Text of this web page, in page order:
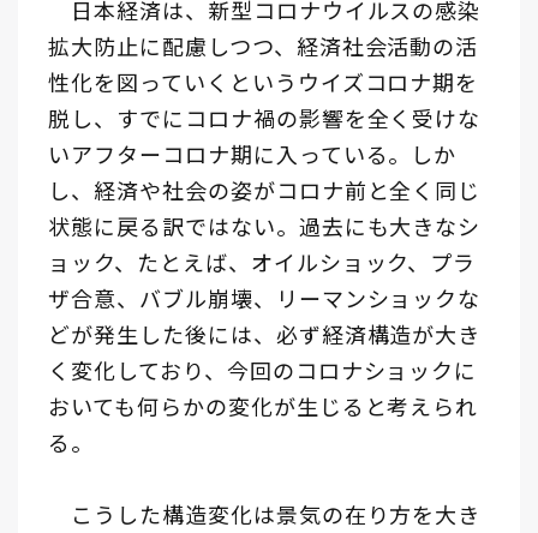
日本経済は、新型コロナウイルスの感染
拡大防止に配慮しつつ、経済社会活動の活
性化を図っていくというウイズコロナ期を
脱し、すでにコロナ禍の影響を全く受けな
いアフターコロナ期に入っている。しか
し、経済や社会の姿がコロナ前と全く同じ
状態に戻る訳ではない。過去にも大きなシ
ョック、たとえば、オイルショック、プラ
ザ合意、バブル崩壊、リーマンショックな
どが発生した後には、必ず経済構造が大き
く変化しており、今回のコロナショックに
おいても何らかの変化が生じると考えられ
る。
こうした構造変化は景気の在り方を大き